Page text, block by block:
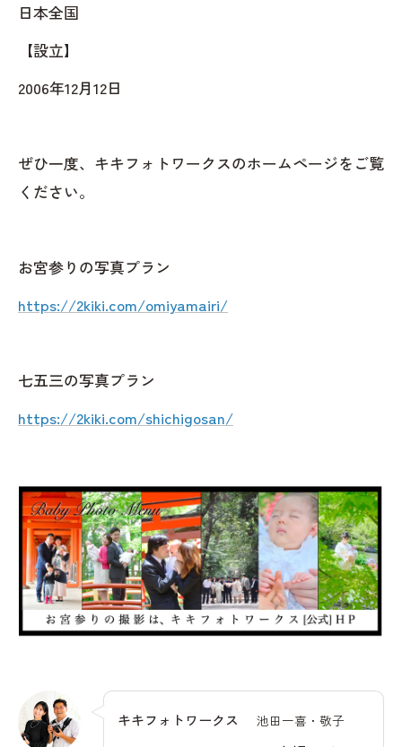
日本全国
【設立】
2006年12月12日
ぜひ一度、キキフォトワークスのホームページをご覧
ください。
お宮参りの写真プラン
https://2kiki.com/omiyamairi/
七五三の写真プラン
https://2kiki.com/shichigosan/
キキフォトワークス 池田一喜・敬子